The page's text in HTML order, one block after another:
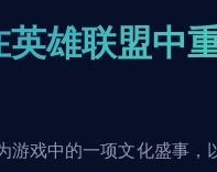
雄联盟中
游戏中的一项文化盛事，